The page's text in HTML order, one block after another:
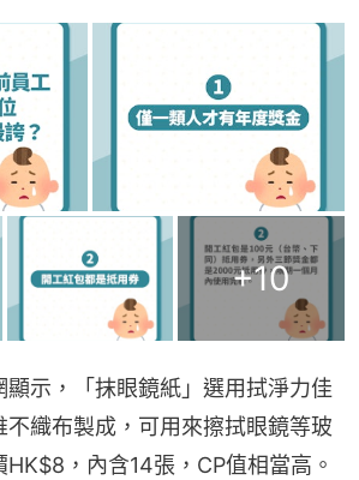
+10
示，「抹眼鏡紙」選用拭淨力佳
不織布製成，可用來擦拭眼鏡等玻
，內含14張，CP值相當高。